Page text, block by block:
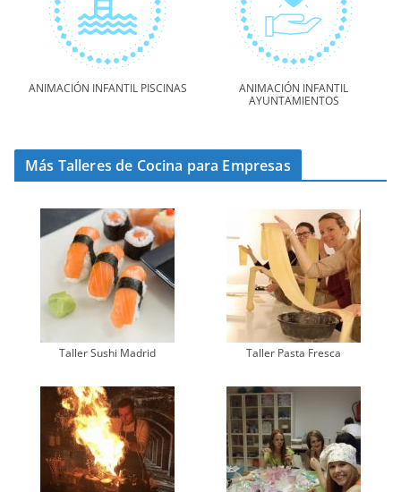
ANIMACIÓN INFANTIL PISCINAS
ANIMACIÓN INFANTIL
AYUNTAMIENTOS
Más Talleres de Cocina para Empresas
Taller Sushi Madrid Taller Pasta Fresca